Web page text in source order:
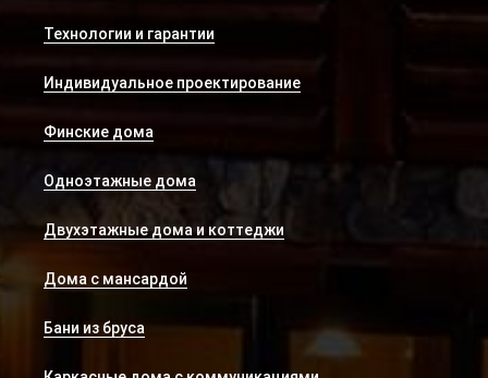
Технологии и гарантии
Индивидуальное проектирование
Финские дома
Одноэтажные дома
Двухэтажные дома и коттеджи
Дома с мансардой
Бани из бруса